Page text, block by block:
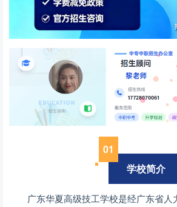
01
学校简介
广东华夏高级技工学校是经广东省